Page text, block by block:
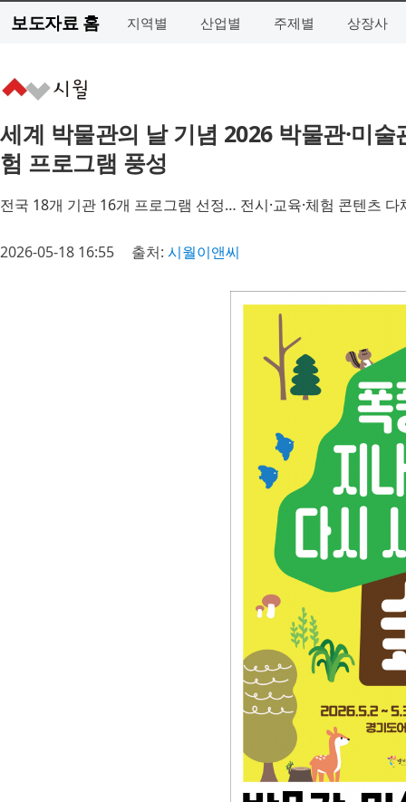
보도자료 홈 지역별 산업별 주제별 상장사
세계 박물관의 날 기념 2026 박물관·미
험 프로그램 풍성
전국 18개 기관 16개 프로그램 선정… 전시·교육·체험 콘텐츠
2026-05-18 16:55 출처: 시월이앤씨